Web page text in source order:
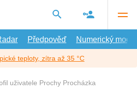
Předpověď Numerický model
teploty, zítra až 35 °C
uživatele Prochy Procházka